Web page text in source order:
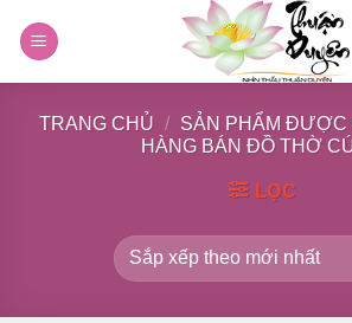
TRANG CHỦ / SẢN PHẨM ĐƯỢC
HÀNG BÁN ĐỒ THỜ
LỌC